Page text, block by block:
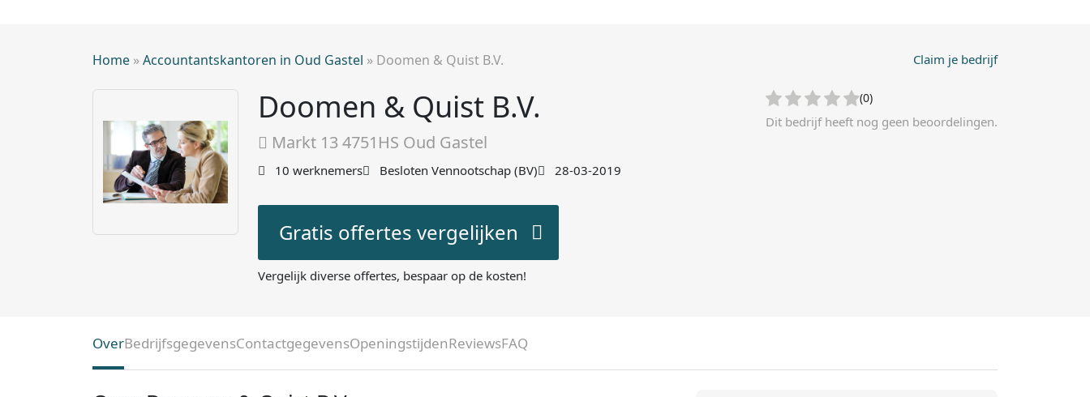
Home »Accountantskantoren in Oud Gastel » Doomen & Quist B.V. Claim je bedrijf
Doomen & Quist B.V.
Markt 13 4751HS Oud Gastel
10 werknemers Besloten Vennootschap (BV) 28-03-2019
(0)
Dit bedrijf heeft nog geen beoordelingen.
Gratis offertes vergelijken
Vergelijk diverse offertes, bespaar op de kosten!
OverBedrijfsgegevensContactgegevensOpeningstijdenReviewsFAQ